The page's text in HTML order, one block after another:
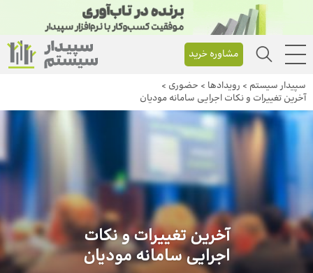
مشاوره خرید
سپیدار سیستم > رویداد‌ها > حضوری >
آخرین تغییرات و نکات اجرایی سامانه مودیان
آخرین تغییرات و نکات
اجرایی سامانه مودیان